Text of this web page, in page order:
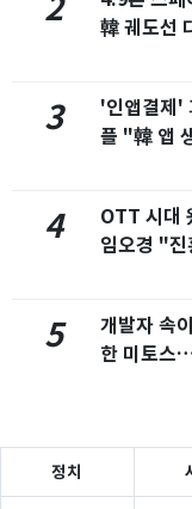
2
韓 궤도선
3
'인앱결제'
플 "韓 앱
4
OTT 시대
임오경 "
5
개발자 속
한 미토스
정치